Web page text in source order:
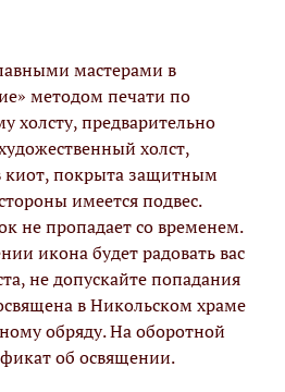
мастерами в
методом печати по
холсту, предварительно
холст,
киот, покрыта защитным
имеется подвес.
не пропадает со временем.
икона будет радовать вас
не допускайте попадания
в Никольском храме
обряду. На оборотной
об освящении.